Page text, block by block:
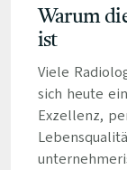
Warum
ist
Viele
sich heute
Exzellenz,